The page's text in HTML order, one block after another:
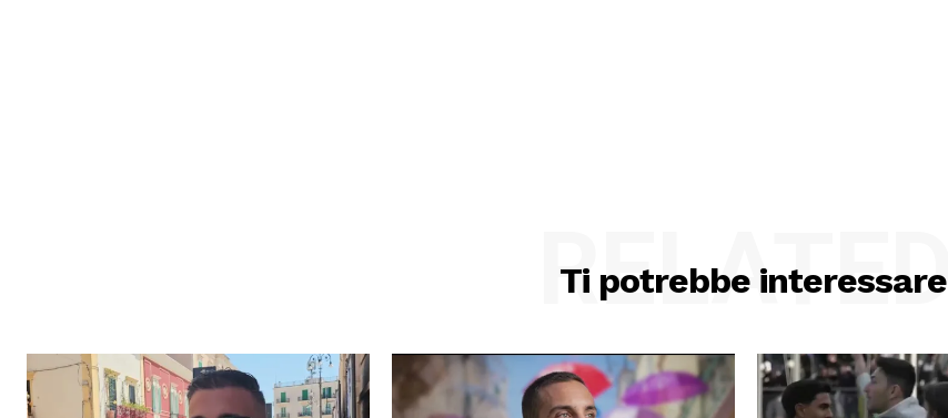
Ti potrebbe interessare
RELATED